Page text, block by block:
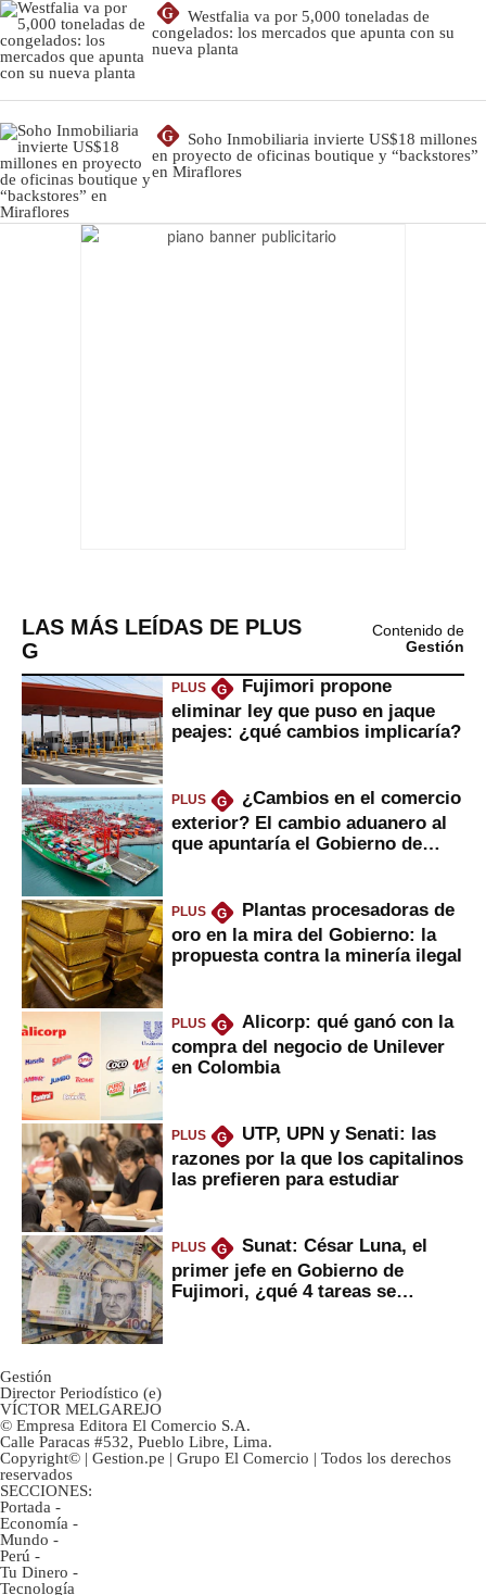
G
Westfalia va por 5,000 toneladas de
congelados: los mercados que apunta con su
nueva planta
G
Soho Inmobiliaria invierte US$18 millones
en proyecto de oficinas boutique y “backstores”
en Miraflores
LAS MÁS LEÍDAS DE PLUS
G
Contenido de
Gestión
PLUS G
Fujimori propone
eliminar ley que puso en jaque
peajes: ¿qué cambios implicaría?
PLUS G
¿Cambios en el comercio
exterior? El cambio aduanero al
que apuntaría el Gobierno de
PLUS G
Plantas procesadoras de
oro en la mira del Gobierno: la
propuesta contra la minería ilegal
PLUS G
Alicorp: qué ganó con la
compra del negocio de Unilever
en Colombia
PLUS G
UTP, UPN y Senati: las
razones por la que los capitalinos
las prefieren para estudiar
PLUS G
Sunat: César Luna, el
primer jefe en Gobierno de
Fujimori, ¿qué 4 tareas se
Gestión
Director Periodístico (e)
VÍCTOR MELGAREJO
© Empresa Editora El Comercio S.A.
Calle Paracas #532, Pueblo Libre, Lima.
Copyright© | Gestion.pe | Grupo El Comercio | Todos los derechos
reservados
SECCIONES:
Portada -
Economía -
Mundo -
Perú -
Tu Dinero -
Tecnología